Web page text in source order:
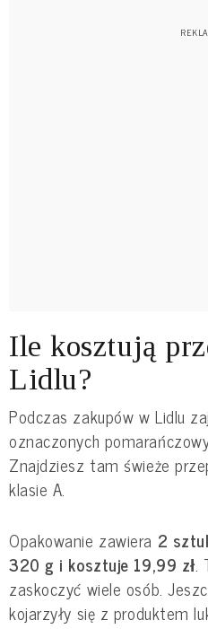
Ile kosztują
Lidlu?
Podczas zakupów w Lidlu
oznaczonych
Znajdziesz tam świeże
klasie A.
Opakowanie zawiera 2
320 g i kosztuje 19,99 zł.
zaskoczyć wiele osób.
kojarzyły się z produktem